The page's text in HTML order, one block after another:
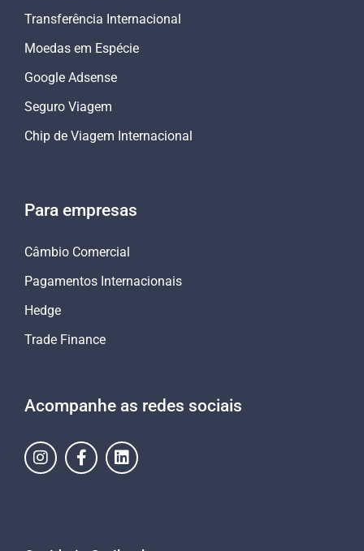
Transferência Internacional
Moedas em Espécie
Google Adsense
Seguro Viagem
Chip de Viagem Internacional
Para empresas
Câmbio Comercial
Pagamentos Internacionais
Hedge
Trade Finance
Acompanhe as redes sociais